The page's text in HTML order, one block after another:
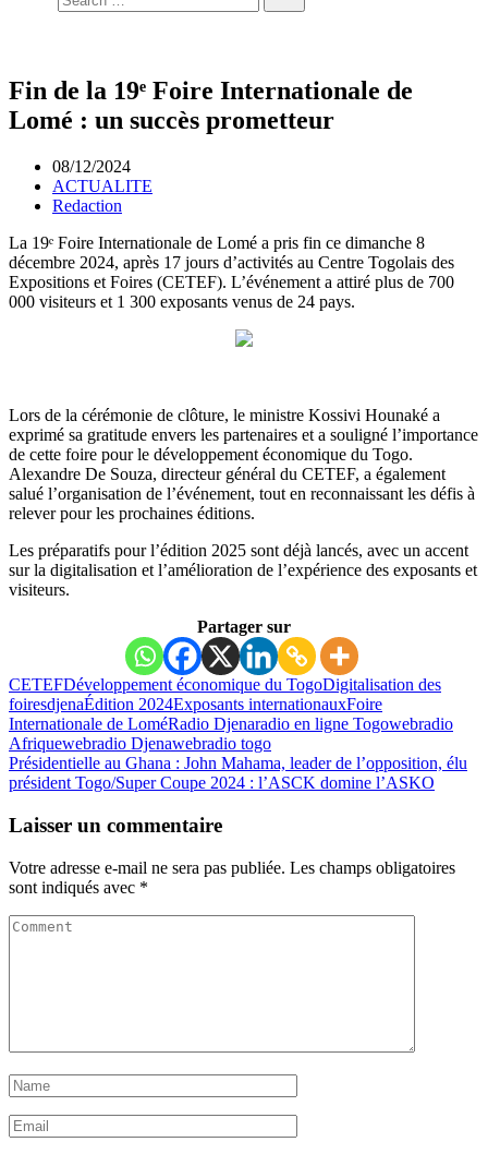
Fin de la 19ᵉ Foire Internationale de
Lomé : un succès prometteur
08/12/2024
ACTUALITE
Redaction
La 19ᵉ Foire Internationale de Lomé a pris fin ce dimanche 8
décembre 2024, après 17 jours d’activités au Centre Togolais des
Expositions et Foires (CETEF). L’événement a attiré plus de 700
000 visiteurs et 1 300 exposants venus de 24 pays.
Lors de la cérémonie de clôture, le ministre Kossivi Hounaké a
exprimé sa gratitude envers les partenaires et a souligné l’importance
de cette foire pour le développement économique du Togo.
Alexandre De Souza, directeur général du CETEF, a également
salué l’organisation de l’événement, tout en reconnaissant les défis à
relever pour les prochaines éditions.
Les préparatifs pour l’édition 2025 sont déjà lancés, avec un accent
sur la digitalisation et l’amélioration de l’expérience des exposants et
visiteurs.
Partager sur
CETEFDéveloppement économique du TogoDigitalisation des
foiresdjenaÉdition 2024Exposants internationauxFoire
Internationale de LoméRadio Djenaradio en ligne Togowebradio
Afriquewebradio Djenawebradio togo
Présidentielle au Ghana : John Mahama, leader de l’opposition, élu
président Togo/Super Coupe 2024 : l’ASCK domine l’ASKO
Laisser un commentaire
Votre adresse e-mail ne sera pas publiée. Les champs obligatoires
sont indiqués avec *